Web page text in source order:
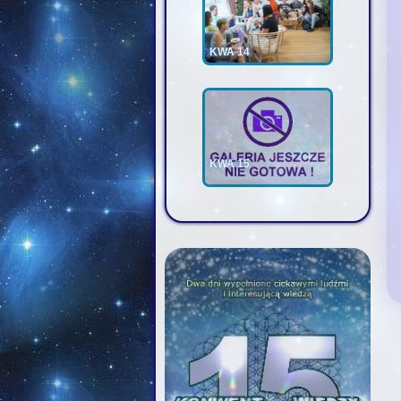
KWA 14
KWA 15